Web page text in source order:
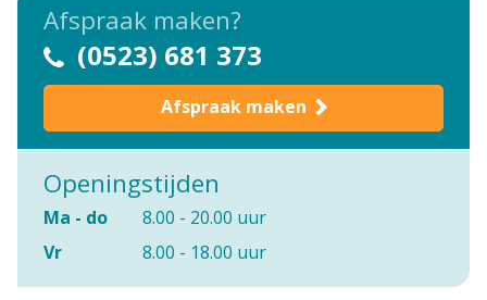
Afspraak maken?
(0523) 681 373
Afspraak maken
Openingstijden
Ma - do
8.00 - 20.00 uur
Vr
8.00 - 18.00 uur